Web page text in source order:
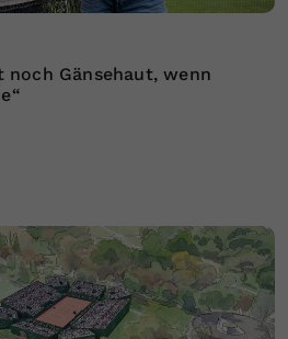
noch Gänsehaut, wenn